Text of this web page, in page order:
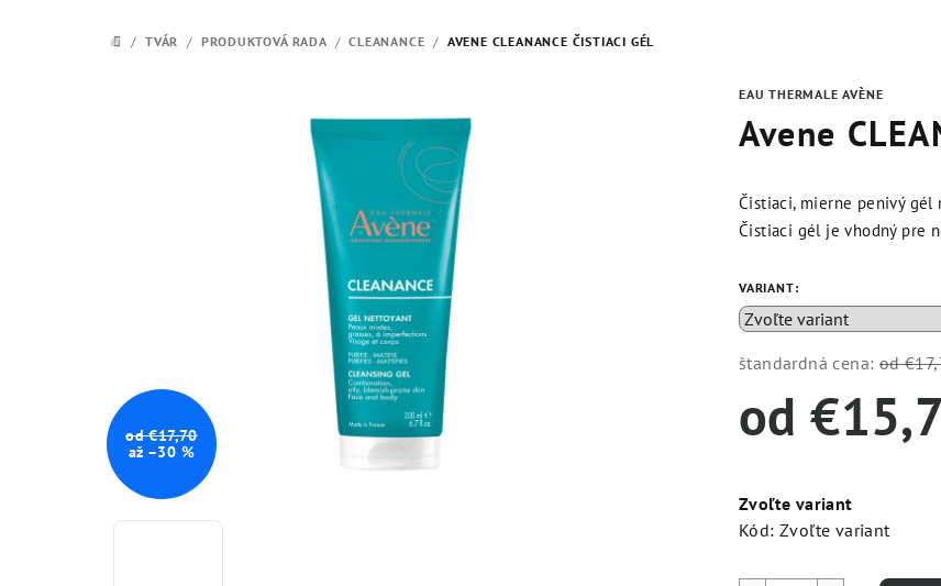
DOMOV
/ TVÁR / PRODUKTOVÁ RADA / CLEANANCE / AVENE CLEANANCE ČISTIACI GÉL
EAU THERMALE AVÈNE
Avene
Čistiaci, mierne penivý gél
Čistiaci gél je vhodný pre
VARIANT:
štandardná cena: od
od
cena:
Zvoľte variant
Kód: Zvoľte variant
od €17,70
až –30 %